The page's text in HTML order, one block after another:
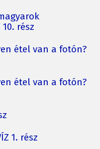
rész
étel van a fotón?
étel van a fotón?
1. rész